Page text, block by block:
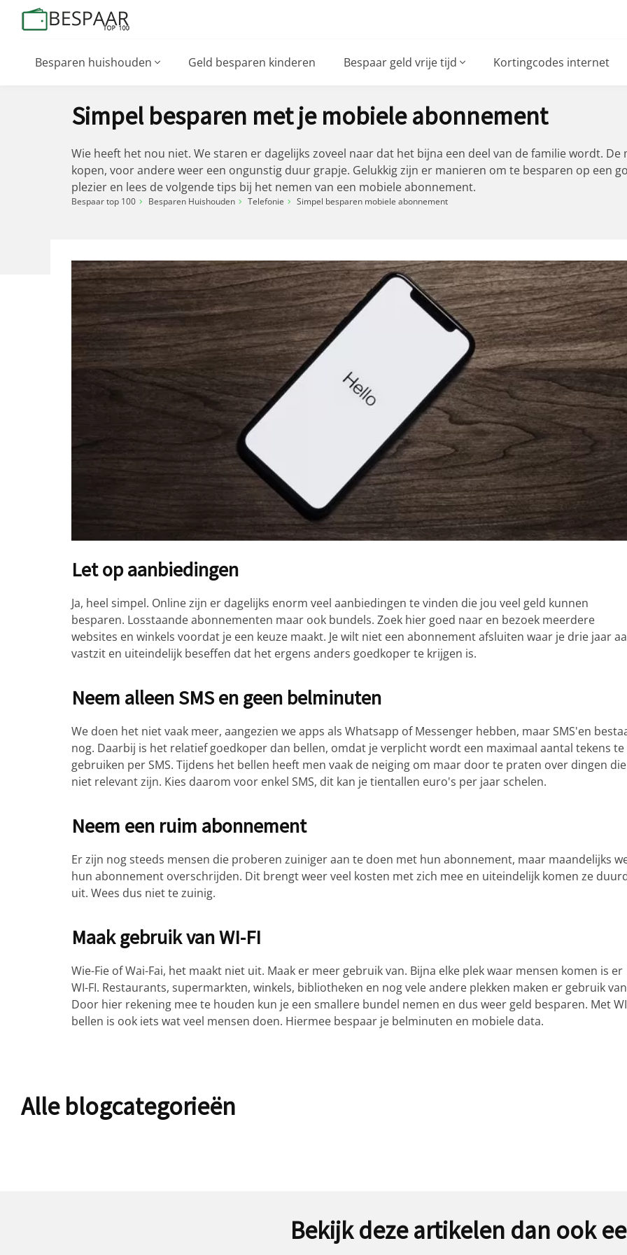
Besparen huishouden Geld besparen kinderen Bespaar geld vrije tijd Kortingcodes internet
Simpel besparen met je mobiele abonnement
Wie heeft het nou niet. We staren er dagelijks zoveel naar dat het bijna een deel van de familie wordt.
kopen, voor andere weer een ongunstig duur grapje. Gelukkig zijn er manieren om te besparen op een
plezier en lees de volgende tips bij het nemen van een mobiele abonnement.
Bespaar top 100 Besparen Huishouden Telefonie Simpel besparen mobiele abonnement
Let op aanbiedingen
Ja, heel simpel. Online zijn er dagelijks enorm veel aanbiedingen te vinden die jou veel geld kunnen
besparen. Losstaande abonnementen maar ook bundels. Zoek hier goed naar en bezoek meerdere
websites en winkels voordat je een keuze maakt. Je wilt niet een abonnement afsluiten waar je drie jaar
vastzit en uiteindelijk beseffen dat het ergens anders goedkoper te krijgen is.
Neem alleen SMS en geen belminuten
We doen het niet vaak meer, aangezien we apps als Whatsapp of Messenger hebben, maar SMS'en
nog. Daarbij is het relatief goedkoper dan bellen, omdat je verplicht wordt een maximaal aantal tekens te
gebruiken per SMS. Tijdens het bellen heeft men vaak de neiging om maar door te praten over dingen die
niet relevant zijn. Kies daarom voor enkel SMS, dit kan je tientallen euro's per jaar schelen.
Neem een ruim abonnement
Er zijn nog steeds mensen die proberen zuiniger aan te doen met hun abonnement, maar maandelijks
hun abonnement overschrijden. Dit brengt weer veel kosten met zich mee en uiteindelijk komen ze
uit. Wees dus niet te zuinig.
Maak gebruik van WI-FI
Wie-Fie of Wai-Fai, het maakt niet uit. Maak er meer gebruik van. Bijna elke plek waar mensen komen is er
WI-FI. Restaurants, supermarkten, winkels, bibliotheken en nog vele andere plekken maken er gebruik
Door hier rekening mee te houden kun je een smallere bundel nemen en dus weer geld besparen. Met
bellen is ook iets wat veel mensen doen. Hiermee bespaar je belminuten en mobiele data.
Alle blogcategorieën
Bekijk deze artikelen dan ook